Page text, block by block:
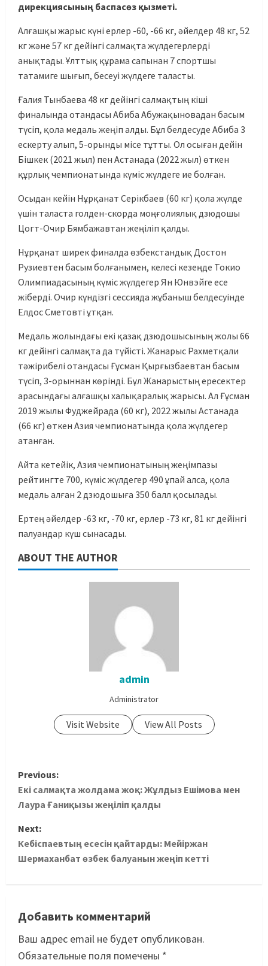
дирекциясының баспасөз қызметі.
Алғашқы жарыс күні ерлер -60, -66 кг, әйелдер 48 кг, 52
кг және 57 кг дейінгі салмақта жүлдегерлерді
анықтады. Ұлттық құрама сапынан 7 спортшы
татамиге шығып, бесеуі жүлдеге таласты.
Ғалия Тынбаева 48 кг дейінгі салмақтың кіші
финалында отандасы Абиба Абужақыновадан басым
түсіп, қола медаль жеңіп алды. Бұл белдесуде Абиба 3
ескерту алып, 5-орынды місе тұтты. Ол осыған дейін
Бішкек (2021 жыл) пен Астанада (2022 жыл) өткен
құрлық чемпионатында күміс жүлдеге ие болған.
Осыдан кейін Нұрқанат Серікбаев (60 кг) қола жүлде
үшін таласта голден-скорда моңғолиялық дзюдошы
Цогт-Очир Бямбажавтан жеңіліп қалды.
Нұрқанат ширек финалда өзбекстандық Достон
Рузиевтен басым болғанымен, келесі кезеңде Токио
Олимпиадасының күміс жүлдегер Ян Юнвэйге есе
жіберді. Очир күндізгі сессияда жұбаныш белдесуінде
Елдос Сметовті ұтқан.
Медаль жолындағы екі қазақ дзюдошысының жолы 66
кг дейінгі салмақта да түйісті. Жанарыс Рахметқали
тәжірибелі отандасы Ғұсман Қырғызбаевтан басым
түсіп, 3-орыннан көрінді. Бұл Жанарыстың ересектер
арасындағы алғашқы халықаралық жарысы. Ал Ғұсман
2019 жылы Фуджейрада (60 кг), 2022 жылы Астанада
(66 кг) өткен Азия чемпионатында қола жүлдегер
атанған.
Айта кетейік, Азия чемпионатының жеңімпазы
рейтингте 700, күміс жүлдегер 490 ұпай алса, қола
медаль алған 2 дзюдошыға 350 балл қосылады.
Ертең әйелдер -63 кг, -70 кг, ерлер -73 кг, 81 кг дейінгі
палуандар күш сынасады.
ABOUT THE AUTHOR
admin
Administrator
Visit Website View All Posts
Previous:
Екі салмақта жолдама жоқ: Жұлдыз Ешімова мен
Лаура Ғаниқызы жеңіліп қалды
Next:
Кебіспаевтың есесін қайтарды: Мейіржан
Шермаханбат өзбек балуанын жеңіп кетті
Добавить комментарий
Ваш адрес email не будет опубликован.
Обязательные поля помечены *